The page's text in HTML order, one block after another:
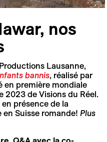
nos
Lausanne,
bannis, réalisé par
en première mondiale
2023 de Visions du Réel.
présence de la
en Suisse romande! Plus